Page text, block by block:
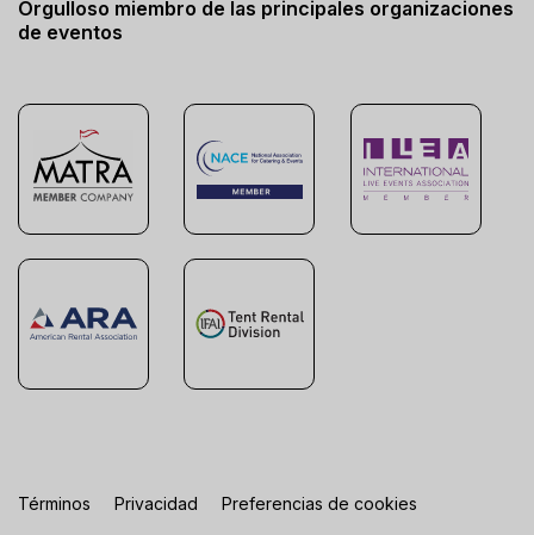
Orgulloso miembro de las principales organizaciones
de eventos
Términos Privacidad Preferencias de cookies